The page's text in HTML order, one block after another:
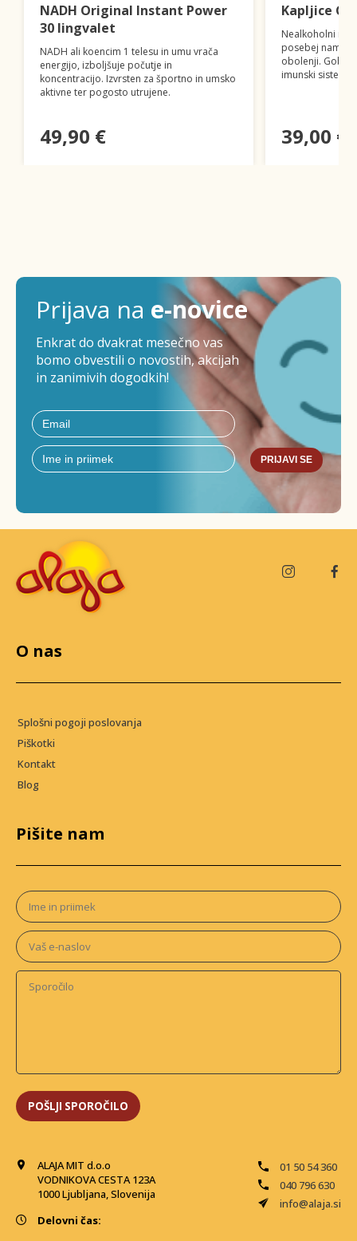
NADH Original Instant Power
30 lingvalet
NADH ali koencim 1 telesu in umu vrača
energijo, izboljšuje počutje in
koncentracijo. Izvrsten za športno in umsko
aktivne ter pogosto utrujene.
49,90 €
Kapljice
Nealkoholni
posebej
obolenji. Gobe,
imunski sistem.
39,00 €
Prijava na e-novice
Enkrat do dvakrat mesečno vas
bomo obvestili o novostih, akcijah
in zanimivih dogodkih!
PRIJAVI SE
ALAJA MIT d.o.o
VODNIKOVA CESTA 123A
1000 Ljubljana, Slovenija
01 50 54 360
040 796 630
info@alaja.si
Delovni čas:
O nas
Splošni pogoji poslovanja
Piškotki
Kontakt
Blog
Pišite nam